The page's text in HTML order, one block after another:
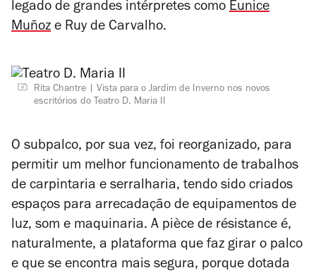
legado de grandes intérpretes como Eunice
Muñoz e Ruy de Carvalho.
Rita Chantre
Vista para o Jardim de Inverno nos novos
escritórios do Teatro D. Maria II
O subpalco, por sua vez, foi reorganizado, para
permitir um melhor funcionamento de trabalhos
de carpintaria e serralharia, tendo sido criados
espaços para arrecadação de equipamentos de
luz, som e maquinaria. A pièce de résistance é,
naturalmente, a plataforma que faz girar o palco
e que se encontra mais segura, porque dotada